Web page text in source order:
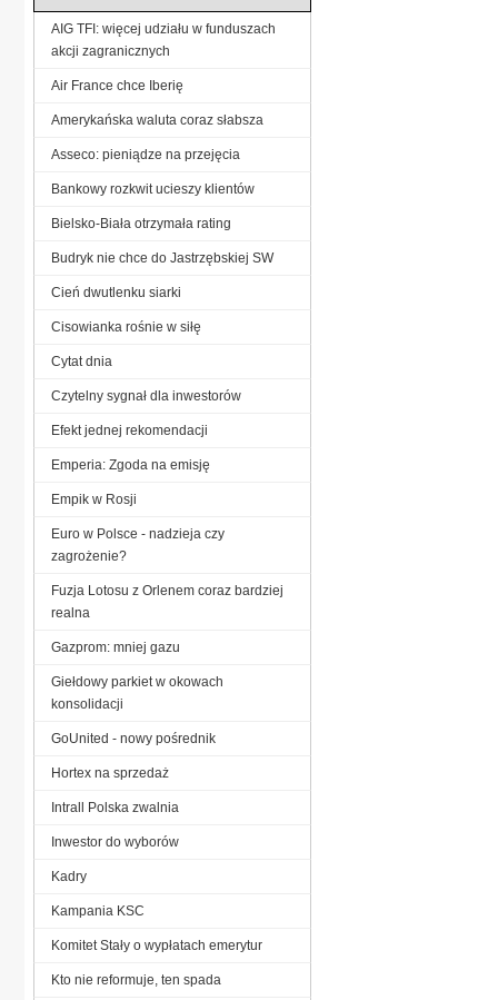
AIG TFI: więcej udziału w funduszach
akcji zagranicznych
Air France chce Iberię
Amerykańska waluta coraz słabsza
Asseco: pieniądze na przejęcia
Bankowy rozkwit ucieszy klientów
Bielsko-Biała otrzymała rating
Budryk nie chce do Jastrzębskiej SW
Cień dwutlenku siarki
Cisowianka rośnie w siłę
Cytat dnia
Czytelny sygnał dla inwestorów
Efekt jednej rekomendacji
Emperia: Zgoda na emisję
Empik w Rosji
Euro w Polsce - nadzieja czy
zagrożenie?
Fuzja Lotosu z Orlenem coraz bardziej
realna
Gazprom: mniej gazu
Giełdowy parkiet w okowach
konsolidacji
GoUnited - nowy pośrednik
Hortex na sprzedaż
Intrall Polska zwalnia
Inwestor do wyborów
Kadry
Kampania KSC
Komitet Stały o wypłatach emerytur
Kto nie reformuje, ten spada